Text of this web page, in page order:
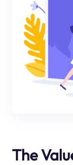
The